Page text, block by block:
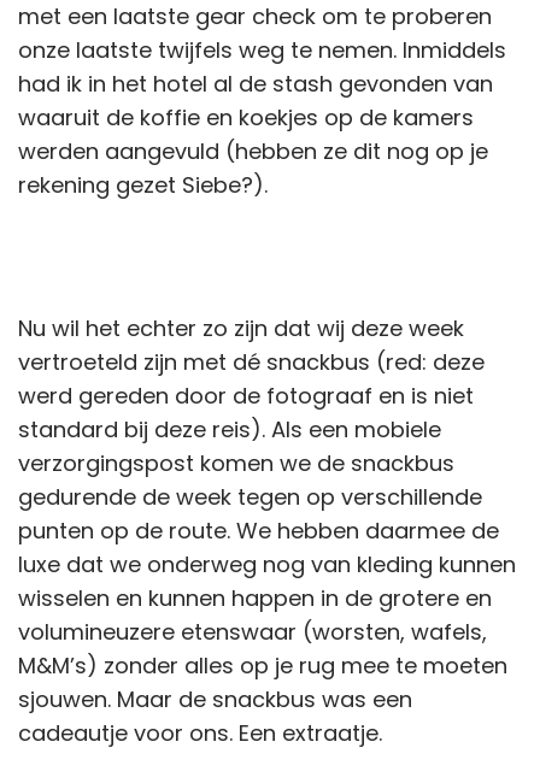
met een laatste gear check om te proberen
onze laatste twijfels weg te nemen. Inmiddels
had ik in het hotel al de stash gevonden van
waaruit de koffie en koekjes op de kamers
werden aangevuld (hebben ze dit nog op je
rekening gezet Siebe?).
Nu wil het echter zo zijn dat wij deze week
vertroeteld zijn met dé snackbus (red: deze
werd gereden door de fotograaf en is niet
standard bij deze reis). Als een mobiele
verzorgingspost komen we de snackbus
gedurende de week tegen op verschillende
punten op de route. We hebben daarmee de
luxe dat we onderweg nog van kleding kunnen
wisselen en kunnen happen in de grotere en
volumineuzere etenswaar (worsten, wafels,
M&M’s) zonder alles op je rug mee te moeten
sjouwen. Maar de snackbus was een
cadeautje voor ons. Een extraatje.